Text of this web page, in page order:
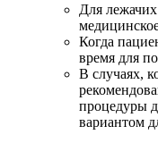
Для
Когда
время для
В случаях,
процедуры
вариантом